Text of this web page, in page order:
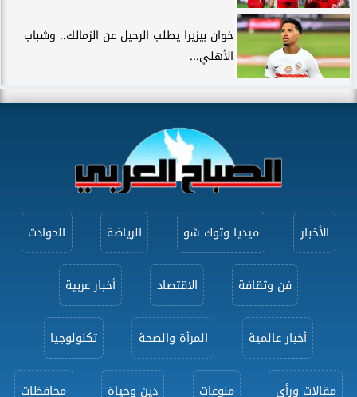
خوان بيزيرا يطلب الرحيل عن الزمالك.. وشباب
الأهلي...
الأخبار ميديا وتوك شو الرياضة الحوادث
فن وثقافة الاقتصاد أخبار عربية
أخبار عالمية المرأة والصحة تكنولوجيا
مقالات ورأى منوعات دين وحياة محافظات